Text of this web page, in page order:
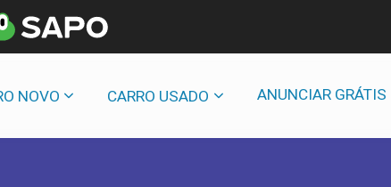
NOVO CARRO USADO ANUNCIAR GRÁTIS